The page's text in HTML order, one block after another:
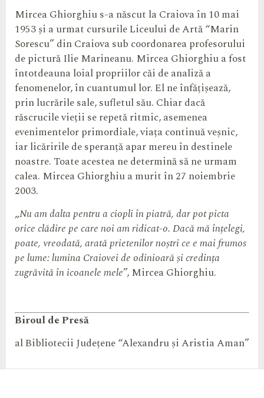
Mircea Ghiorghiu s-a născut la Craiova în 10 mai
1953 și a urmat cursurile Liceului de Artă “Marin
Sorescu” din Craiova sub coordonarea profesorului
de pictură Ilie Marineanu. Mircea Ghiorghiu a fost
întotdeauna loial propriilor căi de analiză a
fenomenelor, în cuantumul lor. El ne înfățișează,
prin lucrările sale, sufletul său. Chiar dacă
răscrucile vieții se repetă ritmic, asemenea
evenimentelor primordiale, viața continuă veșnic,
iar licăririle de speranță apar mereu în destinele
noastre. Toate acestea ne determină să ne urmam
calea. Mircea Ghiorghiu a murit în 27 noiembrie
2003.
„Nu am dalta pentru a ciopli în piatră, dar pot picta
orice clădire pe care noi am ridicat-o. Dacă mă înțelegi,
poate, vreodată, arată prietenilor noștri ce e mai frumos
pe lume: lumina Craiovei de odinioară și credința
zugrăvită în icoanele mele”, Mircea Ghiorghiu.
Biroul de Presă
al Bibliotecii Județene “Alexandru și Aristia Aman”